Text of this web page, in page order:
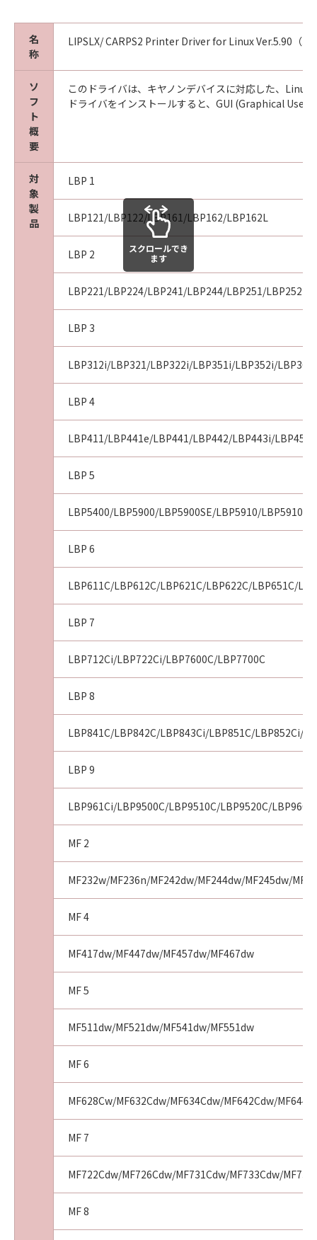
ンサーの故意または重過失による債務不履行ま
たは不法行為に起因して「許諾ソフトウェア」
に関しお客様に生じた損害については、本項は
適用されないものとします。
(5) キヤノン、キヤノンの子会社、それらの販売
代理店および販売店、並びにキヤノンのライセ
ンサーは、「許諾ソフトウェア」の使用に起因
または関連してお客様と第三者との間に生じる
いかなる紛争についても、一切責任を負わない
ものとします。
５．サポートおよびアップデート
キヤノン、キヤノンの子会社、それらの販売
代理店および販売店、並びにキヤノンのライセ
ンサーは、「許諾ソフトウェア」のメンテナン
使用の支援、並びに「許諾ソフトウェア」に対
するアップデート、バグの修正またはサポート
ありません。
６．「GPL」および特別な例外に基づき許諾さ
れるソフトウェアモジュールについて
「許諾ソフトウェア」にはフリーソフトウェ
アが含まれる場合があります。該当する場合、
お客様は本契約のいかなる定めにかかわらず、
本契約に添付のNOTICEおよび「GPL」
（NOTICEにおいて定義されます。）の条件に
詳細は本契約に添付のNOTICEをお読みくださ
７．輸出
お客様は、日本国政府または該当国の政府よ
り必要な認可等を得ることなしに、「許諾ソフ
トウェア」の全部または一部を、直接または間
接に輸出してはなりません。
８．契約期間
(1) 本契約は、お客様が本契約とともに提供さ
れる同意を示すボタンをクリックし、または
で発効し、下記(2)または(3)により終了される
まで有効に存続します。
（そのバックアップコピーおよびインストール
済みの「ソフトウェア」、保存済みの「コンテ
ンツデータ」を含むが、「プリンター」にイン
ストール済みの｢更新データ｣は含まないものと
します。以下同じ。）を消去することにより本
契約を終了させることができます。
(3) キヤノンは、お客様が本契約のいずれかの条
項に違反した場合、直ちに本契約を終了させる
ことができます。
ちに、「許諾ソフトウェア」を消去するものと
します。
７条の規定は、本契約の終了後も効力を有する
ものとします。
９．分離可能性
(1) 本契約のいずれかの条項またはその一部が
法律により無効となっても、本契約のそれ以外
の部分は効力を有するものとします。
(2) 本契約は日本国法に準拠するものとします。
(3) 本契約に関わる紛争は、東京地方裁判所を
１０．U.S. GOVERNMENT RESTRICTED
名
称
LIPSLX/ CARPS2 Printer Driver for Linux Ver.5.90（
ソ
フ
ト
概
要
このドライバは、キヤノンデバイスに対応した、
ドライバをインストールすると、GUI (Graphical
対
象
製
品
LBP 1
LBP121/LBP122/LBP161/LBP162/LBP162L
LBP 2
LBP221/LBP224/LBP241/LBP244/LBP251/LBP252
LBP 3
LBP312i/LBP321/LBP322i/LBP351i/LBP352i/
LBP 4
LBP411/LBP441e/LBP441/LBP442/LBP443i/
LBP 5
LBP5400/LBP5900/LBP5900SE/LBP5910/LBP5910F
LBP 6
LBP611C/LBP612C/LBP621C/LBP622C/LBP651C/
LBP 7
LBP712Ci/LBP722Ci/LBP7600C/LBP7700C
LBP 8
LBP841C/LBP842C/LBP843Ci/LBP851C/LBP852Ci/
LBP 9
LBP961Ci/LBP9500C/LBP9510C/LBP9520C/
MF 2
MF232w/MF236n/MF242dw/MF244dw/MF245dw/
MF 4
MF417dw/MF447dw/MF457dw/MF467dw
MF 5
MF511dw/MF521dw/MF541dw/MF551dw
MF 6
MF628Cw/MF632Cdw/MF634Cdw/MF642Cdw/
MF 7
MF722Cdw/MF726Cdw/MF731Cdw/MF733Cdw/
MF 8
スクロールでき
ます